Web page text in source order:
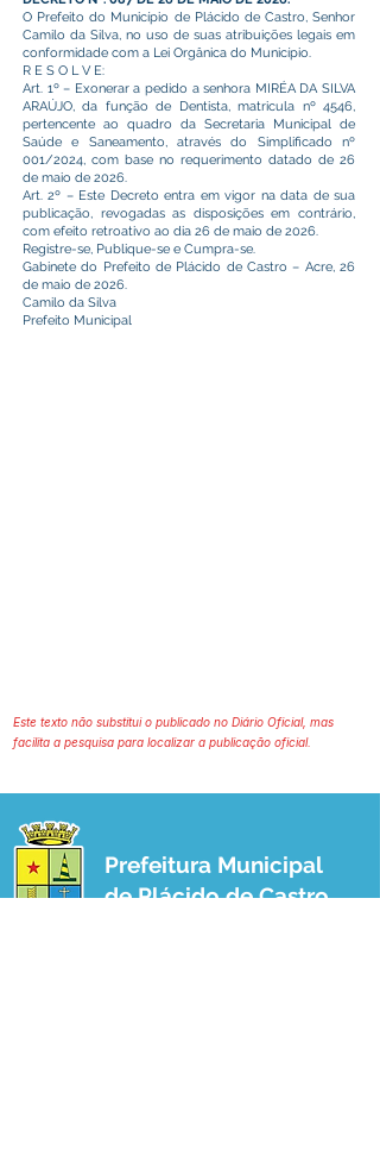
O Prefeito do Município de Plácido de Castro, Senhor
Camilo da Silva, no uso de suas atribuições legais em
conformidade com a Lei Orgânica do Município.
R E S O L V E:
Art. 1º – Exonerar a pedido a senhora MIRÉA DA SILVA
ARAÚJO, da função de Dentista, matricula nº 4546,
pertencente ao quadro da Secretaria Municipal de
Saúde e Saneamento, através do Simplificado nº
001/2024, com base no requerimento datado de 26
de maio de 2026.
Art. 2º – Este Decreto entra em vigor na data de sua
publicação, revogadas as disposições em contrário,
com efeito retroativo ao dia 26 de maio de 2026.
Registre-se, Publique-se e Cumpra-se.
Gabinete do Prefeito de Plácido de Castro – Acre, 26
de maio de 2026.
Camilo da Silva
Prefeito Municipal
Este texto não substitui o publicado no Diário Oficial, mas
facilita a pesquisa para localizar a publicação oficial.
Prefeitura Municipal
de Plácido de Castro